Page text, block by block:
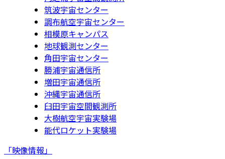
筑波宇宙センター
調布航空宇宙センター
相模原キャンパス
地球観測センター
角田宇宙センター
勝浦宇宙通信所
増田宇宙通信所
沖縄宇宙通信所
臼田宇宙空間観測所
大樹航空宇宙実験場
能代ロケット実験場
「映像情報」